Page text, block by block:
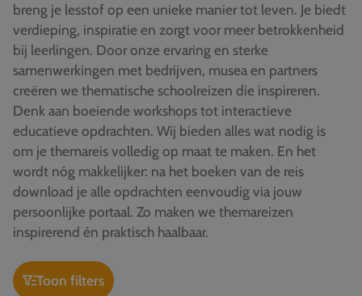
Een offerte aanvragen
Referenties
Vacatures
Contact
076 522 30 57
Klantportaal
breng je lesstof op een unieke manier tot leven. Je biedt
verdieping, inspiratie en zorgt voor meer betrokkenheid
bij leerlingen. Door onze ervaring en sterke
samenwerkingen met bedrijven, musea en partners
creëren we thematische schoolreizen die inspireren.
Denk aan boeiende workshops tot interactieve
educatieve opdrachten. Wij bieden alles wat nodig is
om je themareis volledig op maat te maken. En het
wordt nóg makkelijker: na het boeken van de reis
download je alle opdrachten eenvoudig via jouw
persoonlijke portaal. Zo maken we themareizen
inspirerend én praktisch haalbaar.
Toon filters